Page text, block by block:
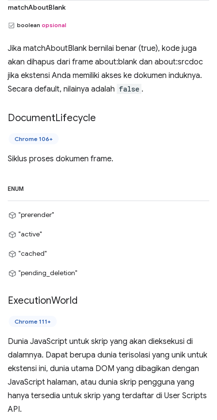
matchAboutBlank
boolean opsional
Jika matchAboutBlank bernilai benar (true), kode juga
akan dihapus dari frame about:blank dan about:srcdoc
jika ekstensi Anda memiliki akses ke dokumen induknya.
Secara default, nilainya adalah false .
DocumentLifecycle
Chrome 106+
Siklus proses dokumen frame.
ENUM
"prerender"
"active"
"cached"
"pending_deletion"
ExecutionWorld
Chrome 111+
Dunia JavaScript untuk skrip yang akan dieksekusi di
dalamnya. Dapat berupa dunia terisolasi yang unik untuk
ekstensi ini, dunia utama DOM yang dibagikan dengan
JavaScript halaman, atau dunia skrip pengguna yang
hanya tersedia untuk skrip yang terdaftar di User Scripts
API.